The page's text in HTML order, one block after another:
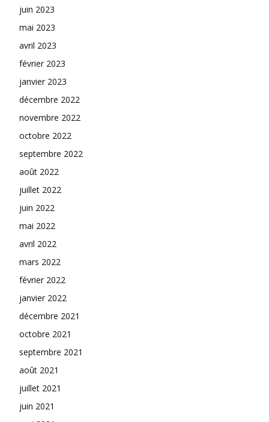
juin 2023
mai 2023
avril 2023
février 2023
janvier 2023
décembre 2022
novembre 2022
octobre 2022
septembre 2022
août 2022
juillet 2022
juin 2022
mai 2022
avril 2022
mars 2022
février 2022
janvier 2022
décembre 2021
octobre 2021
septembre 2021
août 2021
juillet 2021
juin 2021